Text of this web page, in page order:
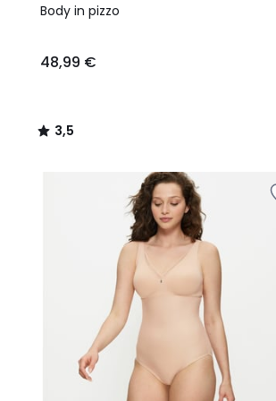
Body in pizzo
48,99 €
/ 5
3,5
/